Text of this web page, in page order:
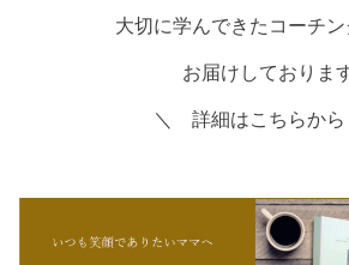
大切に学んできたコーチ
お届けしておりま
＼ 詳細はこちらか